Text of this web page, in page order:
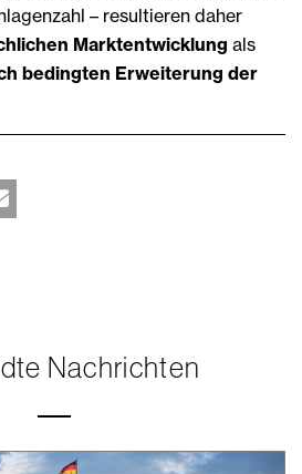
– resultieren daher
Marktentwicklung als
bedingten Erweiterung der
Nachrichten